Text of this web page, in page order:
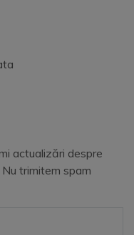
actualizări despre
trimitem spam